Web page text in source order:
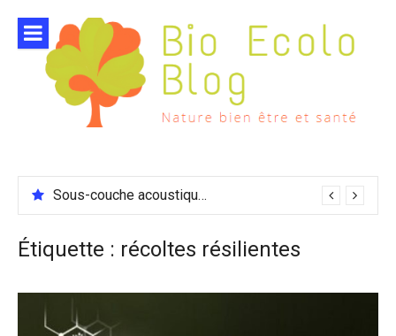
contenu
Sous-couche acoustique compatible chauffage sol
Étiquette : récoltes résilientes